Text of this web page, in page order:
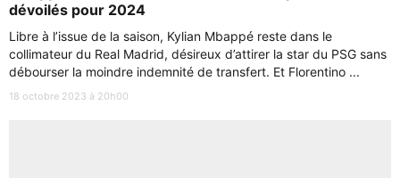
dévoilés pour 2024
Libre à l’issue de la saison, Kylian Mbappé reste dans le
collimateur du Real Madrid, désireux d’attirer la star du PSG sans
débourser la moindre indemnité de transfert. Et Florentino ...
18 octobre 2023 à 20h00